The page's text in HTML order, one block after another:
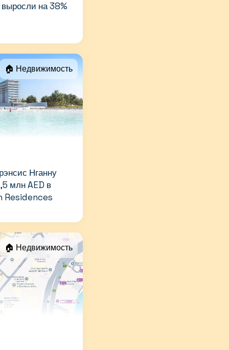
на 38%
🏠 Недвижимость
Нганну
млн AED в
Residences
🏠 Недвижимость